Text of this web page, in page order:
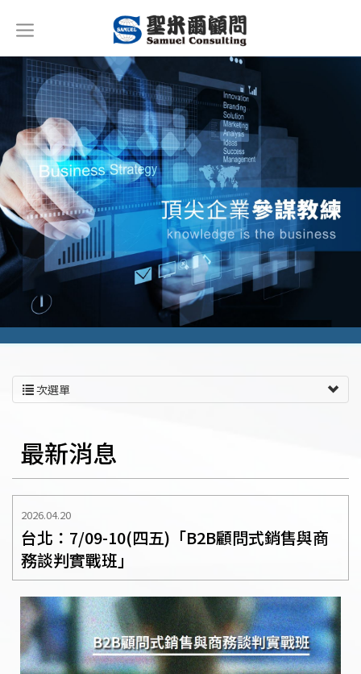
次選單
最新消息
2026.04.20
台北：7/09-10(四五)「B2B顧問式銷售與商
務談判實戰班」